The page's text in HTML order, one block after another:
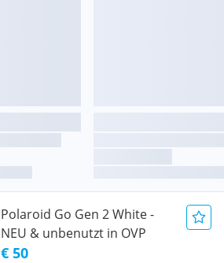
Polaroid Go Gen 2 White -
NEU & unbenutzt in OVP
€ 50